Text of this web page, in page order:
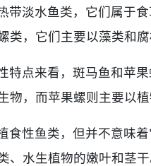
带淡水鱼类，它们属于
类，它们主要以藻类和腐
特点来看，斑马鱼和苹
物，而苹果螺则主要以植
食性鱼类，但并不意味
、水生植物的嫩叶和茎